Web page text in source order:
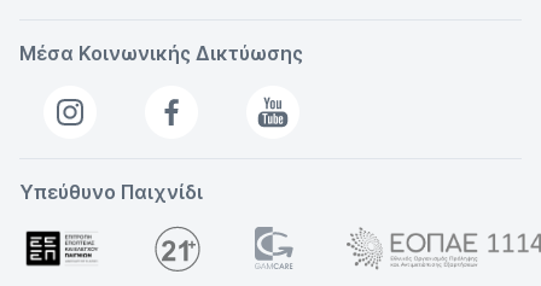
Μέσα Κοινωνικής Δικτύωσης
Υπεύθυνο Παιχνίδι